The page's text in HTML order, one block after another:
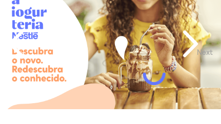
Previous
Next